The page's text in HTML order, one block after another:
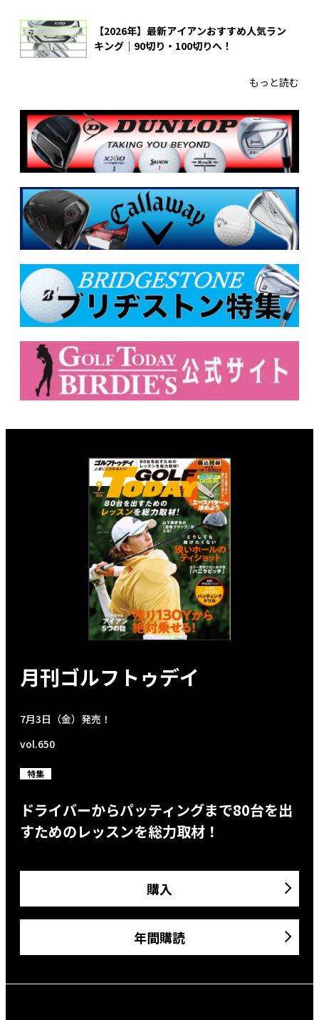
【2026年】最新アイアンおすすめ人気ラン
キング｜90切り・100切りへ！
もっと読む
月刊ゴルフトゥデイ
7月3日（金）発売！
vol.650
特集
ドライバーからパッティングまで80台を出
すためのレッスンを総力取材！
購入
年間購読